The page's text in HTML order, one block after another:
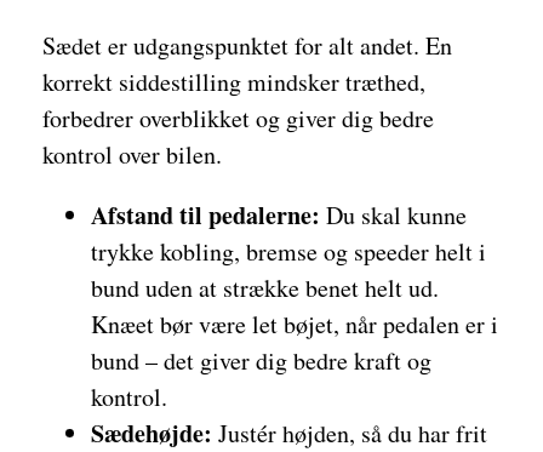
Sædet er udgangspunktet for alt andet. En
korrekt siddestilling mindsker træthed,
forbedrer overblikket og giver dig bedre
kontrol over bilen.
Afstand til pedalerne: Du skal kunne
trykke kobling, bremse og speeder helt i
bund uden at strække benet helt ud.
Knæet bør være let bøjet, når pedalen er i
bund – det giver dig bedre kraft og
kontrol.
Sædehøjde: Justér højden, så du har frit